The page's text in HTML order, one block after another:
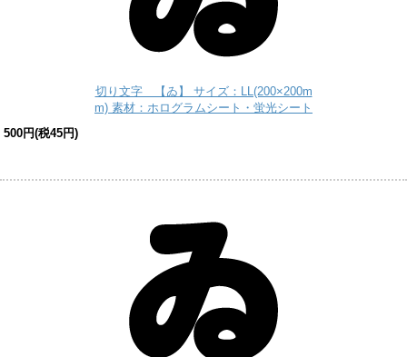
切り文字 【ゐ】 サイズ：LL(200×200m
m) 素材：ホログラムシート・蛍光シート
500円(税45円)